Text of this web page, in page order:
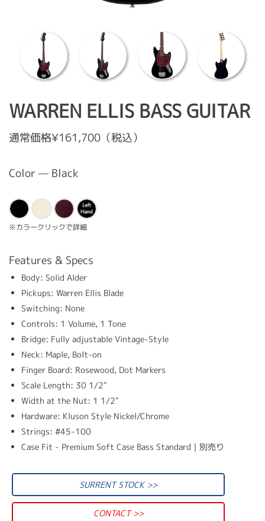
WARREN ELLIS BASS GUITAR
通常価格¥161,700（税込）
Color — Black
※カラークリックで詳細
Features & Specs
Body: Solid Alder
Pickups: Warren Ellis Blade
Switching: None
Controls: 1 Volume, 1 Tone
Bridge: Fully adjustable Vintage-Style
Neck: Maple, Bolt-on
Finger Board: Rosewood, Dot Markers
Scale Length: 30 1/2"
Width at the Nut: 1 1/2"
Hardware: Kluson Style Nickel/Chrome
Strings: #45-100
Case Fit - Premium Soft Case Bass Standard｜別売り
SURRENT STOCK >>
CONTACT >>